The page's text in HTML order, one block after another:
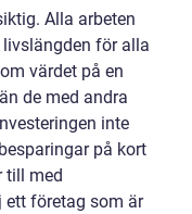
Alla arbeten
för alla
värdet på en
de med andra
inte
på kort
till med
ett företag som är